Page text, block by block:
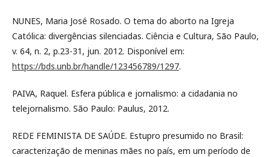
NUNES, Maria José Rosado. O tema do aborto na Igreja
Católica: divergências silenciadas. Ciência e Cultura, São Paulo,
v. 64, n. 2, p.23-31, jun. 2012. Disponível em:
https://bds.unb.br/handle/123456789/1297.
PAIVA, Raquel. Esfera pública e jornalismo: a cidadania no
telejornalismo. São Paulo: Paulus, 2012.
REDE FEMINISTA DE SAÚDE. Estupro presumido no Brasil:
caracterização de meninas mães no país, em um período de